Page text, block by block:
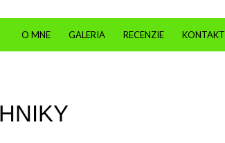
O MNE GALERIA RECENZIE KONTAKT